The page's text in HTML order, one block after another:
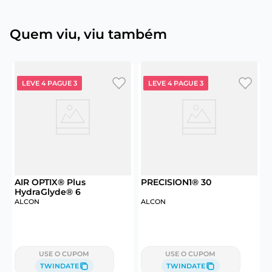
Quem viu, viu também
LEVE 4 PAGUE 3
AIR OPTIX® Plus
HydraGlyde® 6
ALCON
USE O CUPOM
TWINDATE
LEVE 4 PAGUE 3
PRECISION1® 30
ALCON
USE O CUPOM
TWINDATE